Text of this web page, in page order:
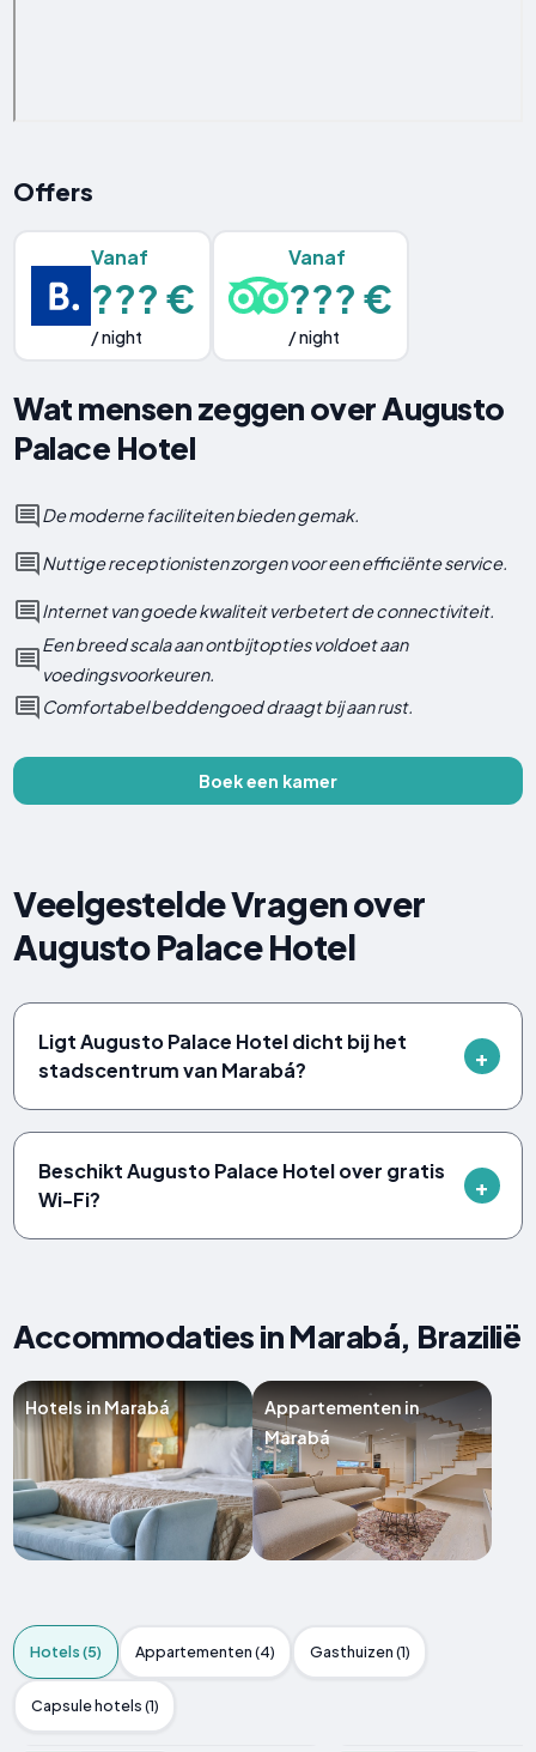
Offers
Vanaf
??? €
/ night
Vanaf
??? €
/ night
Wat mensen zeggen over Augusto
Palace Hotel
De moderne faciliteiten bieden gemak.
Nuttige receptionisten zorgen voor een efficiënte service.
Internet van goede kwaliteit verbetert de connectiviteit.
Een breed scala aan ontbijtopties voldoet aan
voedingsvoorkeuren.
Comfortabel beddengoed draagt ​​bij aan rust.
Boek een kamer
Veelgestelde Vragen over
Augusto Palace Hotel
Ligt Augusto Palace Hotel dicht bij het
stadscentrum van Marabá?
Beschikt Augusto Palace Hotel over gratis
Wi-Fi?
Accommodaties in Marabá, Brazilië
Hotels in Marabá
Appartementen in
Marabá
Hotels (5) Appartementen (4) Gasthuizen (1)
Capsule hotels (1)